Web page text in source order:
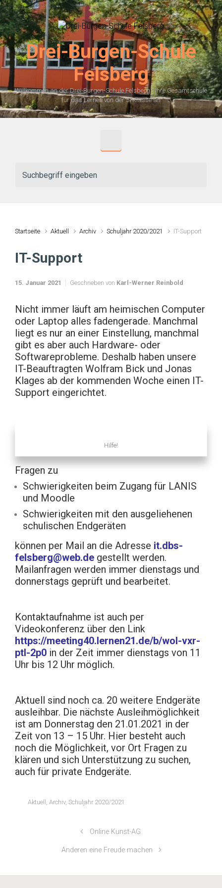
Zum Hauptinhalt springen
Drei-Burgen-Schule
Felsberg
Willkommen an der Drei-Burgen-Schule Felsberg - Ihre Gesamtschule
für das Lernen von der 5. Klasse an
Startseite Aktuell Archiv Schuljahr 2020/2021 IT-Support
IT-Support
15. Januar 2021 Geschrieben von Karl-Werner Reinbold
Nicht immer läuft am heimischen Computer
oder Laptop alles fadengerade. Manchmal
liegt es nur an einer Einstellung, manchmal
gibt es aber auch Hardware- oder
Softwareprobleme. Deshalb haben unsere
IT-Beauftragten Wolfram Bick und Jonas
Klages ab der kommenden Woche einen IT-
Support eingerichtet.
Hilfe!
Fragen zu
Schwierigkeiten beim Zugang für LANIS
und Moodle
Schwierigkeiten mit den ausgeliehenen
schulischen Endgeräten
können per Mail an die Adresse it.dbs-
felsberg@web.de gestellt werden.
Mailanfragen werden immer dienstags und
donnerstags geprüft und bearbeitet.
Kontaktaufnahme ist auch per
Videokonferenz über den Link
https://meeting40.lernen21.de/b/wol-vxr-
ptl-2p0 in der Zeit immer dienstags von 11
Uhr bis 12 Uhr möglich.
Aktuell sind noch ca. 20 weitere Endgeräte
ausleihbar. Die nächste Ausleihmöglichkeit
ist am Donnerstag den 21.01.2021 in der
Zeit von 13 – 15 Uhr. Hier besteht auch
noch die Möglichkeit, vor Ort Fragen zu
klären und sich Unterstützung zu suchen,
auch für private Endgeräte.
Aktuell Archiv, Schuljahr 2020/2021
Online Kunst-AG
Anderen eine Freude machen
Datenschutzerklärung | Impressum